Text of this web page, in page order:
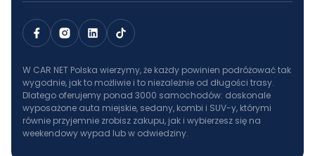
W CAR NET Polska wierzymy, że każdy powinien podróżować tak
wygodnie, jak to możliwie i to niezależnie od długości trasy.
Dlatego oferujemy ponad 3000 samochodów: doskonale
wyposażone auta miejskie, sedany, kombi i SUV-y, którymi
równie przyjemnie zrobisz zakupu, jak i wybierzesz się na
weekendowy wypad lub w odwiedziny.